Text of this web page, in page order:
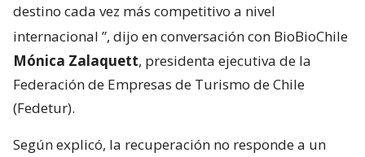
destino cada vez más competitivo a nivel
internacional ”, dijo en conversación con BioBioChile
Mónica Zalaquett, presidenta ejecutiva de la
Federación de Empresas de Turismo de Chile
(Fedetur).
Según explicó, la recuperación no responde a un